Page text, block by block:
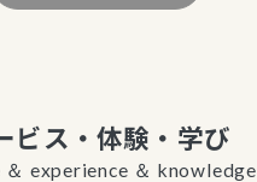
ビス・体験・学び
＆ experience ＆ knowledge